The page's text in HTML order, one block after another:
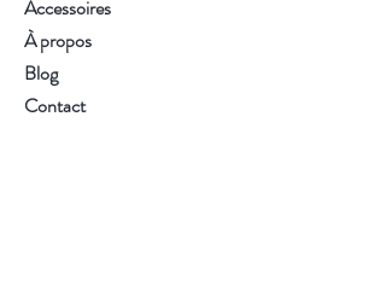
Accessoires
À propos
Blog
Contact